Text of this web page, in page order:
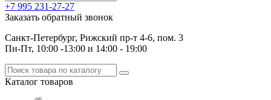
+7 995 231-27-27
Заказать обратный звонок
Санкт-Петербург, Рижский пр-т 4-6, пом. 3
Пн-Пт, 10:00 -13:00 и 14:00 - 19:00
Каталог товаров